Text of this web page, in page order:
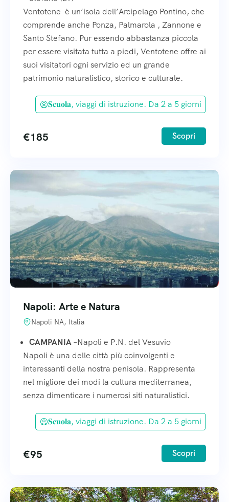
Ventotene è un’isola dell’Arcipelago Pontino, che
comprende anche Ponza, Palmarola , Zannone e
Santo Stefano. Pur essendo abbastanza piccola
per essere visitata tutta a piedi, Ventotene offre ai
suoi visitatori ogni servizio ed un grande
patrimonio naturalistico, storico e culturale.
𝐒𝐜𝐮𝐨𝐥𝐚, viaggi di istruzione. Da 2 a 5 giorni
€185 Scopri
Napoli: Arte e Natura
Napoli NA, Italia
CAMPANIA–Napoli e P.N. del Vesuvio
Napoli è una delle città più coinvolgenti e
interessanti della nostra penisola. Rappresenta
nel migliore dei modi la cultura mediterranea,
senza dimenticare i numerosi siti naturalistici.
𝐒𝐜𝐮𝐨𝐥𝐚, viaggi di istruzione. Da 2 a 5 giorni
€95 Scopri